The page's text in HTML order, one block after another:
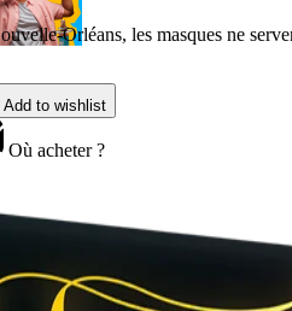
Orléans, les masques ne
Add to wishlist
Où acheter ?